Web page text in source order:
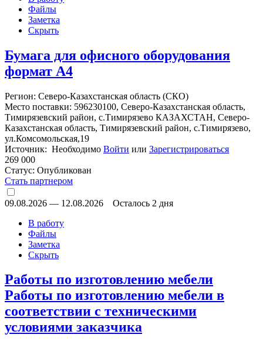
Файлы
Заметка
Скрыть
Бумага для офисного оборудования
формат А4
Регион: Северо-Казахстанская область (СКО)
Место поставки: 596230100, Северо-Казахстанская область,
Тимирязевский район, с.Тимирязево КАЗАХСТАН, Северо-
Казахстанская область, Тимирязевский район, с.Тимирязево,
ул.Комсомольская,19
Источник: Необходимо Войти или Зарегистрироваться
269 000
Статус: Опубликован
Стать партнером
09.08.2026 — 12.08.2026
Осталось 2 дня
В работу
Файлы
Заметка
Скрыть
Работы по изготовлению мебели
Работы по изготовлению мебели в
соответствии с техническими
условиями заказчика